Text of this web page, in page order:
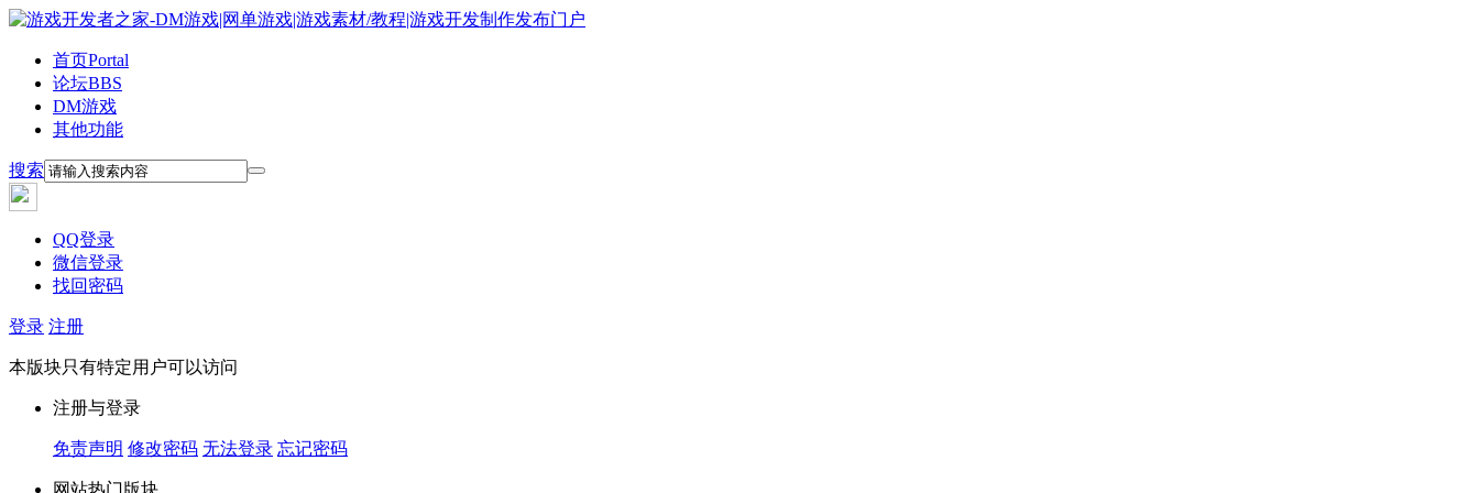
首页Portal
论坛BBS
DM游戏
其他功能
搜索
QQ登录
微信登录
找回密码
登录 注册
本版块只有特定用户可以访问
注册与登录
免责声明 修改密码 无法登录 忘记密码
网站热门版块